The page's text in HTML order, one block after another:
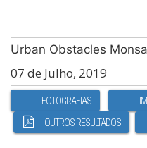
Urban Obstacles
07 de Julho, 2019
FOTOGRAFIAS
OUTROS RESULTADOS